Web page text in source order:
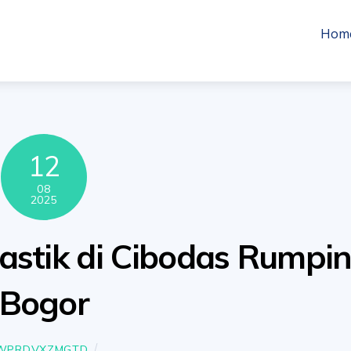
12
08
2025
di Cibodas Rumpin
Bogor